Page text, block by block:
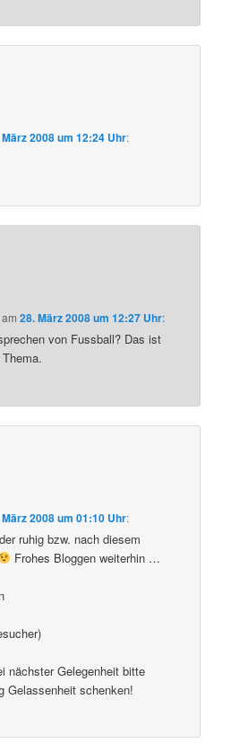
2008 um 12:24 Uhr:
am28. März 2008 um 12:27 Uhr:
von Fussball? Das ist
2008 um 01:10 Uhr:
ruhig bzw. nach diesem
Frohes Bloggen weiterhin …
nächster Gelegenheit bitte
Gelassenheit schenken!